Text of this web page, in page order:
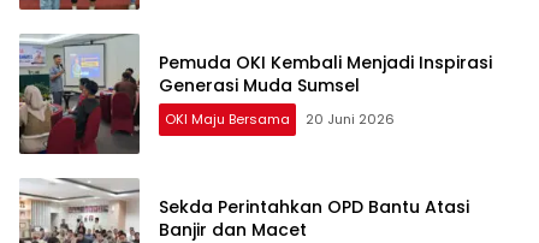
Pemuda OKI Kembali Menjadi Inspirasi
Generasi Muda Sumsel
OKI Maju Bersama 20 Juni 2026
Sekda Perintahkan OPD Bantu Atasi
Banjir dan Macet